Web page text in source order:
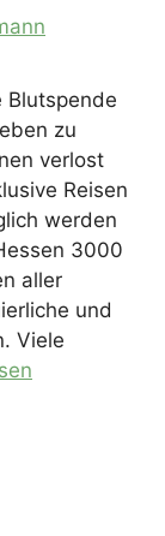
Blutspende
zu
verlost
Reisen
werden
3000
aller
und
Viele